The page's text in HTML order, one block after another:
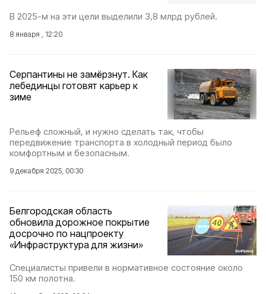
В 2025-м на эти цели выделили 3,8 млрд рублей.
8 января , 12:20
Серпантины не замёрзнут. Как
лебединцы готовят карьер к
зиме
Рельеф сложный, и нужно сделать так, чтобы
передвижение транспорта в холодный период было
комфортным и безопасным.
9 декабря 2025, 00:30
Белгородская область
обновила дорожное покрытие
досрочно по нацпроекту
«Инфраструктура для жизни»
Специалисты привели в нормативное состояние около
150 км полотна.